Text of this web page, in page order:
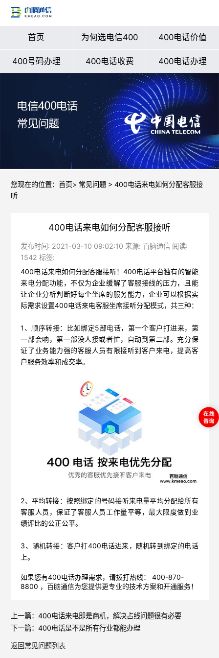
首页 为何选电信400 400电话价值
400号码办理 400电话收费 400电话办理
您现在的位置： 首页> 常见问题> 400电话来电如何分配客服接
听
400电话来电如何分配客服接听
发布时间: 2021-03-10 09:02:10 来源: 百脑通信 阅读:
1542 标签:
400电话来电如何分配客服接听！400电话平台独有的智能
来电分配功能，不仅为企业缓解了客服接线的压力，且能
让企业分析判断好每个坐席的服务能力，企业可以根据实
际需求设置400电话来电客服坐席接听分配模式，共三种：
1、顺序转接：比如绑定5部电话，第一个客户打进来，第
一部会响，第一部没人接或者忙，自动到第二部。充分保
证了业务能力强的客服人员有限接听到客户来电，提高客
户服务效率和成交率。
2、平均转接：按照绑定的号码接听来电量平均分配给所有
客服人员，保证了客服人员工作量平等，最大限度做到业
绩评比的公正公平。
3、随机转接：客户打400电话进来，随机转到绑定的电话
上。
如果您有400电话办理需求，请拨打热线： 400-870-
8800 ，百脑通信为您提供更专业的技术方案和开通服务！
上一篇： 400电话来电即是商机，解决占线问题很有必要
下一篇： 400电话是不是所有行业都能办理
返回常见问题列表